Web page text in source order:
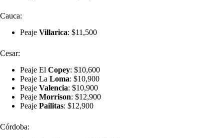
Cauca:
Peaje Villarica: $11,500
Cesar:
Peaje El Copey: $10,600
Peaje La Loma: $10,900
Peaje Valencia: $10,900
Peaje Morrison: $12,900
Peaje Pailitas: $12,900
Córdoba: